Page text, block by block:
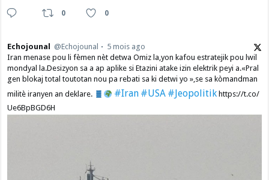
0 0
Echojounal @Echojounal
5 mois ago
Iran menase pou li fèmen nèt detwa Omiz la,yon kafou estratejik pou lwil
mondyal la.Desizyon sa a ap aplike si Etazini atake izin elektrik peyi a.​«Pral
gen blokaj total toutotan nou pa rebati sa ki detwi yo »,se sa kòmandman
militè iranyen an deklare.
#Iran #USA #Jeopolitikhttps://t.co/
Ue6BpBGD6H